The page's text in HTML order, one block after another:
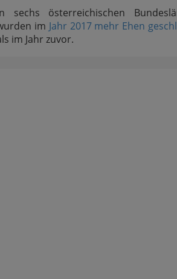
sechs österreichischen
im Jahr 2017 mehr Ehen
im Jahr zuvor.